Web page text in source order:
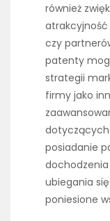
również
czy
patenty
strategii
firmy jako
dotyczących
posiadanie
ubiegania
poniesione